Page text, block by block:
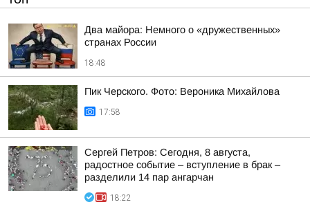
Два майора: Немного о «дружественных»
странах России
18:48
Пик Черского. Фото: Вероника Михайлова
17:58
Сергей Петров: Сегодня, 8 августа,
радостное событие – вступление в брак –
разделили 14 пар ангарчан
18:22